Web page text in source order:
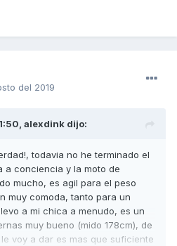
del 2019
alexdink dijo:
todavia no he terminado el
a conciencia y la moto de
mucho, es agil para el peso
muy comoda, tanto para un
a mi chica a menudo, es un
muy bueno (mido 178cm), de
voy a dar es mas que suficiente